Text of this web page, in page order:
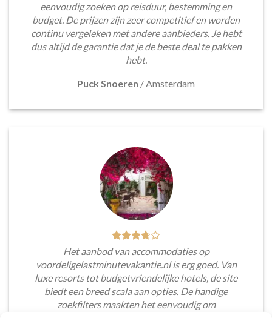
eenvoudig zoeken op reisduur, bestemming en
budget. De prijzen zijn zeer competitief en worden
continu vergeleken met andere aanbieders. Je hebt
dus altijd de garantie dat je de beste deal te pakken
hebt.
Puck Snoeren /Amsterdam
Het aanbod van accommodaties op
voordeligelastminutevakantie.nl is erg goed. Van
luxe resorts tot budgetvriendelijke hotels, de site
biedt een breed scala aan opties. De handige
zoekfilters maakten het eenvoudig om